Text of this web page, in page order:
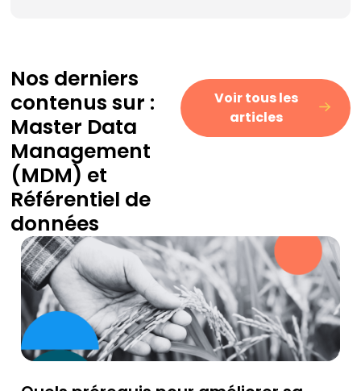
Nos derniers
contenus sur :
Master Data
Management
(MDM) et
Référentiel de
données
Voir tous les
articles